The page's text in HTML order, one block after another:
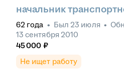
начальник
62 года • Был 23 июля •
13 сентября 2010
45 000 ₽
Не ищет работу